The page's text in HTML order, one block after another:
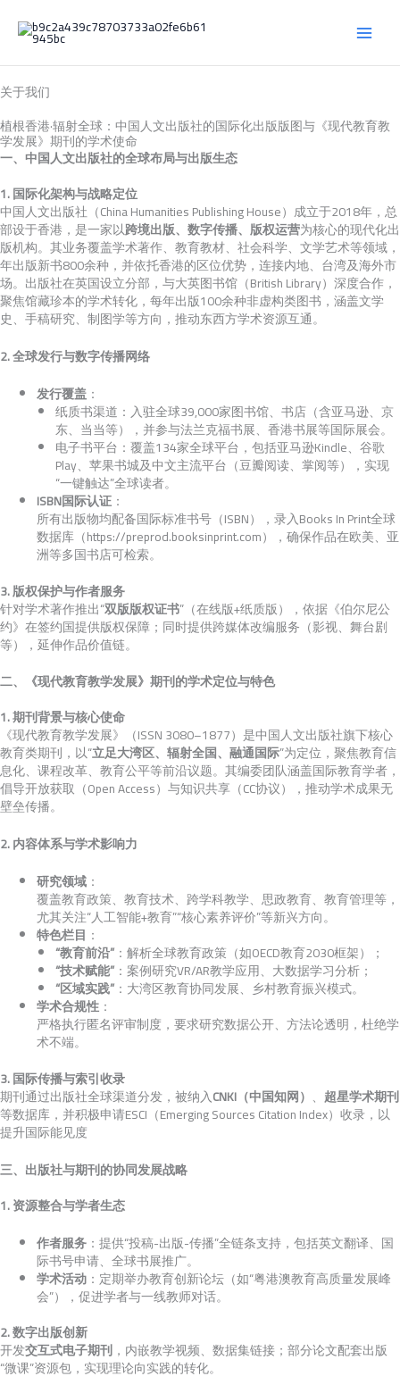
容
关于我们
植根香港·辐射全球：中国人文出版社的国际化出版版图与《现代教育教
学发展》期刊的学术使命
一、中国人文出版社的全球布局与出版生态
1. 国际化架构与战略定位
中国人文出版社（China Humanities Publishing House）成立于2018年，总
部设于香港，是一家以跨境出版、数字传播、版权运营为核心的现代化出
版机构。其业务覆盖学术著作、教育教材、社会科学、文学艺术等领域，
年出版新书800余种，并依托香港的区位优势，连接内地、台湾及海外市
场。出版社在英国设立分部，与大英图书馆（British Library）深度合作，
聚焦馆藏珍本的学术转化，每年出版100余种非虚构类图书，涵盖文学
史、手稿研究、制图学等方向，推动东西方学术资源互通。
2. 全球发行与数字传播网络
发行覆盖 ：
纸质书渠道：入驻全球39,000家图书馆、书店（含亚马逊、京
东、当当等），并参与法兰克福书展、香港书展等国际展会。
电子书平台：覆盖134家全球平台，包括亚马逊Kindle、谷歌
Play、苹果书城及中文主流平台（豆瓣阅读、掌阅等），实现
“一键触达”全球读者。
ISBN国际认证 ：
所有出版物均配备国际标准书号（ISBN），录入Books In Print全球
数据库（https://preprod.booksinprint.com），确保作品在欧美、亚
洲等多国书店可检索。
3. 版权保护与作者服务
针对学术著作推出“双版版权证书”（在线版+纸质版），依据《伯尔尼公
约》在签约国提供版权保障；同时提供跨媒体改编服务（影视、舞台剧
等），延伸作品价值链。
二、《现代教育教学发展》期刊的学术定位与特色
1. 期刊背景与核心使命
《现代教育教学发展》（ISSN 3080–1877）是中国人文出版社旗下核心
教育类期刊，以“立足大湾区、辐射全国、融通国际”为定位，聚焦教育信
息化、课程改革、教育公平等前沿议题。其编委团队涵盖国际教育学者，
倡导开放获取（Open Access）与知识共享（CC协议），推动学术成果无
壁垒传播。
2. 内容体系与学术影响力
研究领域 ：
覆盖教育政策、教育技术、跨学科教学、思政教育、教育管理等，
尤其关注“人工智能+教育”“核心素养评价”等新兴方向。
特色栏目 ：
“教育前沿”：解析全球教育政策（如OECD教育2030框架）；
“技术赋能”：案例研究VR/AR教学应用、大数据学习分析；
“区域实践”：大湾区教育协同发展、乡村教育振兴模式。
学术合规性 ：
严格执行匿名评审制度，要求研究数据公开、方法论透明，杜绝学
术不端。
3. 国际传播与索引收录
期刊通过出版社全球渠道分发，被纳入CNKI（中国知网） 、 超星学术期刊
等数据库，并积极申请ESCI（Emerging Sources Citation Index）收录，以
提升国际能见度
三、出版社与期刊的协同发展战略
1. 资源整合与学者生态
作者服务 ：提供“投稿-出版-传播”全链条支持，包括英文翻译、国
际书号申请、全球书展推广。
学术活动 ：定期举办教育创新论坛（如“粤港澳教育高质量发展峰
会”），促进学者与一线教师对话。
2. 数字出版创新
开发交互式电子期刊 ，内嵌教学视频、数据集链接；部分论文配套出版
“微课”资源包，实现理论向实践的转化。